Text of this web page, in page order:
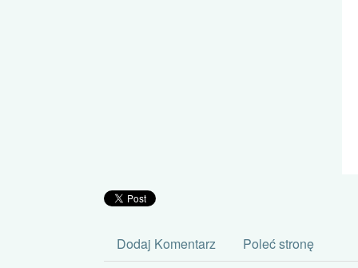
Dodaj Komentarz Poleć stronę